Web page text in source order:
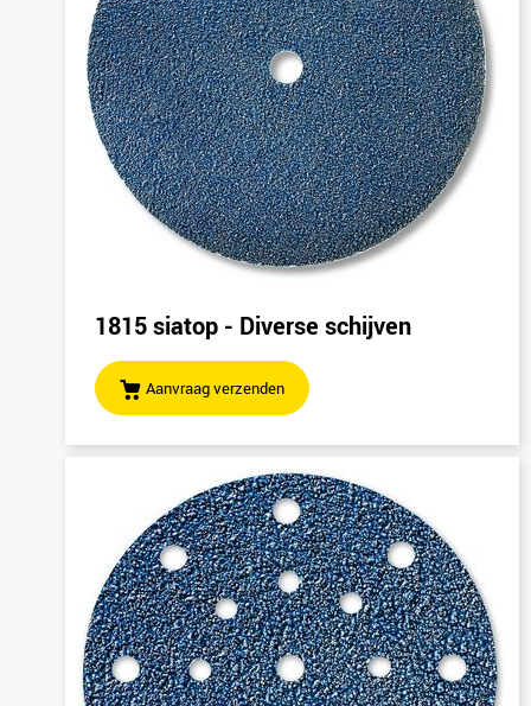
1815 siatop - Diverse schijven
Aanvraag verzenden